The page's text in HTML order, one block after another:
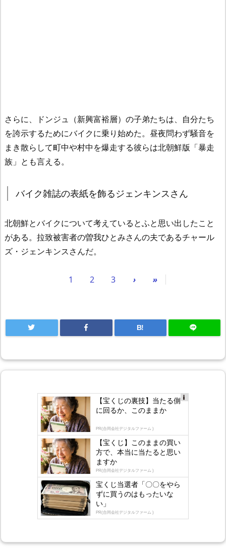
さらに、ドンジュ（新興富裕層）の子弟たちは、自分たち
を誇示するためにバイクに乗り始めた。昼夜問わず騒音を
まき散らして町中や村中を爆走する彼らは北朝鮮版「暴走
族」とも言える。
バイク雑誌の表紙を飾るジェンキンスさん
北朝鮮とバイクについて考えているとふと思い出したこと
がある。拉致被害者の曽我ひとみさんの夫であるチャール
ズ・ジェンキンスさんだ。
1 2 3 › »
B!
gly
【宝くじの裏技】当たる側
に回るか、このままか
PR(合同会社デジタルファーム )
【宝くじ】このままの買い
方で、本当に当たると思い
ますか
PR(合同会社デジタルファーム )
宝くじ当選者「〇〇をやら
ずに買うのはもったいな
い」
PR(合同会社デジタルファーム )